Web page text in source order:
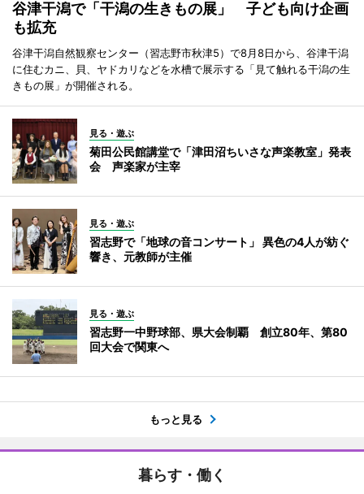
谷津干潟で「干潟の生きもの展」 子ども向け企画
も拡充
谷津干潟自然観察センター（習志野市秋津5）で8月8日から、谷津干潟
に住むカニ、貝、ヤドカリなどを水槽で展示する「見て触れる干潟の生
きもの展」が開催される。
見る・遊ぶ
菊田公民館講堂で「津田沼ちいさな声楽教室」発表
会 声楽家が主宰
見る・遊ぶ
習志野で「地球の音コンサート」 異色の4人が紡ぐ
響き、元教師が主催
見る・遊ぶ
習志野一中野球部、県大会制覇 創立80年、第80
回大会で関東へ
もっと見る
暮らす・働く